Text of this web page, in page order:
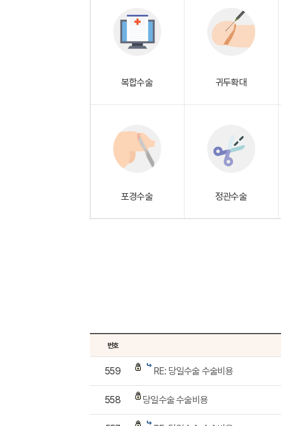
복합수술 귀두확대
포경수술 정관수술
번호
559 RE: 당일수술 수술비용
558 당일수술 수술비용